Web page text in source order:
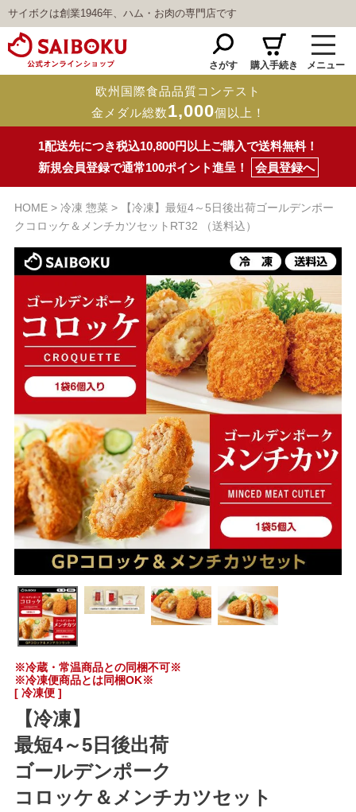
サイボクは創業1946年、ハム・お肉の専門店です
さがす 購入手続き メニュー
欧州国際食品品質コンテスト
金メダル総数1,000個以上！
1配送先につき税込10,800円以上ご購入で送料無料！
新規会員登録で通常100ポイント進呈！
会員登録へ
HOME 冷凍 惣菜
【冷凍】最短4～5日後出荷ゴールデンポー
クコロッケ＆メンチカツセットRT32 （送料込）
※冷蔵・常温商品との同梱不可※
※冷凍便商品とは同梱OK※
[ 冷凍便 ]
【冷凍】
最短4～5日後出荷
ゴールデンポーク
コロッケ＆メンチカツセット